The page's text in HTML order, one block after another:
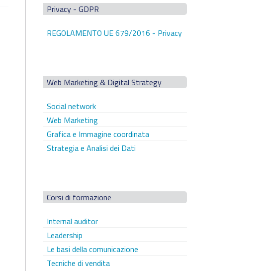
Privacy - GDPR
REGOLAMENTO UE 679/2016 - Privacy
Web Marketing & Digital Strategy
Social network
Web Marketing
Grafica e Immagine coordinata
Strategia e Analisi dei Dati
Corsi di formazione
Internal auditor
Leadership
Le basi della comunicazione
Tecniche di vendita